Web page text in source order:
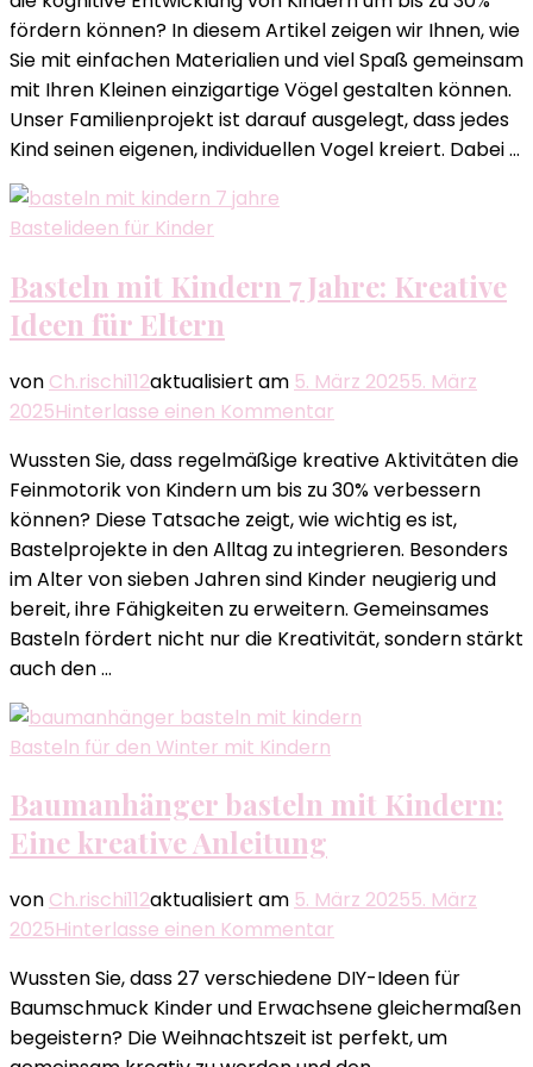
mit
Kindern:
Kreative
Ideen
für
Familien
fördern können? In diesem Artikel zeigen wir Ihnen, wie
Sie mit einfachen Materialien und viel Spaß gemeinsam
mit Ihren Kleinen einzigartige Vögel gestalten können.
Unser Familienprojekt ist darauf ausgelegt, dass jedes
Kind seinen eigenen, individuellen Vogel kreiert. Dabei …
Bastelideen für Kinder
Basteln mit Kindern 7 Jahre: Kreative
Ideen für Eltern
von Ch.rischi112aktualisiert am 5. März 20255. März
2025Hinterlasse einen Kommentar
mit
Kindern
7
Jahre:
Kreative
Ideen
für
Wussten Sie, dass regelmäßige kreative Aktivitäten die
Feinmotorik von Kindern um bis zu 30% verbessern
können? Diese Tatsache zeigt, wie wichtig es ist,
Bastelprojekte in den Alltag zu integrieren. Besonders
im Alter von sieben Jahren sind Kinder neugierig und
bereit, ihre Fähigkeiten zu erweitern. Gemeinsames
Basteln fördert nicht nur die Kreativität, sondern stärkt
auch den …
Basteln für den Winter mit Kindern
Baumanhänger basteln mit Kindern:
Eine kreative Anleitung
von Ch.rischi112aktualisiert am 5. März 20255. März
2025Hinterlasse einen Kommentar
basteln
mit
Kindern:
Wussten Sie, dass 27 verschiedene DIY-Ideen für
Baumschmuck Kinder und Erwachsene gleichermaßen
begeistern? Die Weihnachtszeit ist perfekt, um